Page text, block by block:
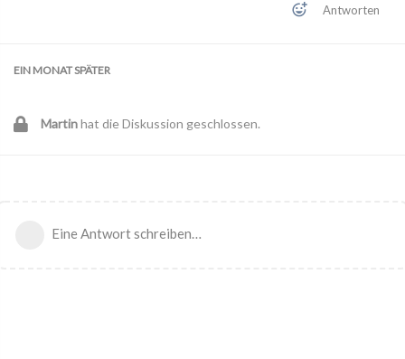
Antworten
EIN MONATSPÄTER
Martinhat die Diskussion geschlossen.
Eine Antwort schreiben…